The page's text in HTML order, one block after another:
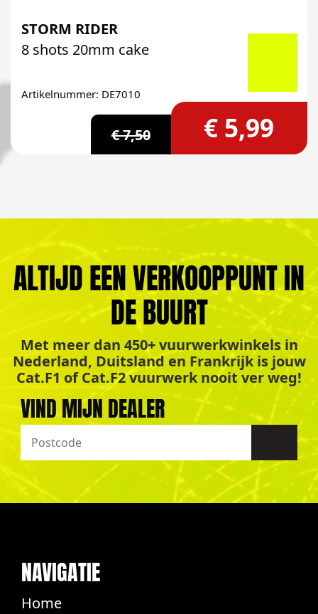
STORM RIDER
8 shots 20mm cake
Artikelnummer: DE7010
€ 7,50 € 5,99
ALTIJD EEN VERKOOPPUNT IN
DE BUURT
Met meer dan 450+ vuurwerkwinkels in
Nederland, Duitsland en Frankrijk is jouw
Cat.F1 of Cat.F2 vuurwerk nooit ver weg!
VIND MIJN DEALER
NAVIGATIE
Home